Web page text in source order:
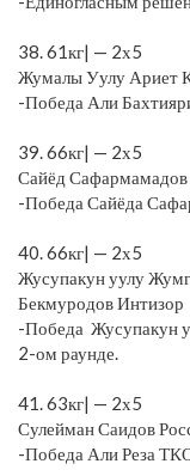
38. 61кг| — 2х5
Жумалы Уулу Ариет
-Победа Али
39. 66кг| — 2х5
Сайёд Сафармамадов
-Победа Сайёда
40. 66кг| — 2х5
Жусупакун уулу
Бекмуродов Интизор
-Победа Жусупакун
2-ом раунде.
41. 63кг| — 2х5
Сулейман Саидов
-Победа Али Реза